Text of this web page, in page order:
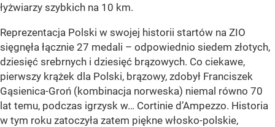
łyżwiarzy szybkich na 10 km.
Reprezentacja Polski w swojej historii startów na ZIO
sięgnęła łącznie 27 medali – odpowiednio siedem złotych,
dziesięć srebrnych i dziesięć brązowych. Co ciekawe,
pierwszy krążek dla Polski, brązowy, zdobył Franciszek
Gąsienica-Groń (kombinacja norweska) niemal równo 70
lat temu, podczas igrzysk w… Cortinie d’Ampezzo. Historia
w tym roku zatoczyła zatem piękne włosko-polskie,